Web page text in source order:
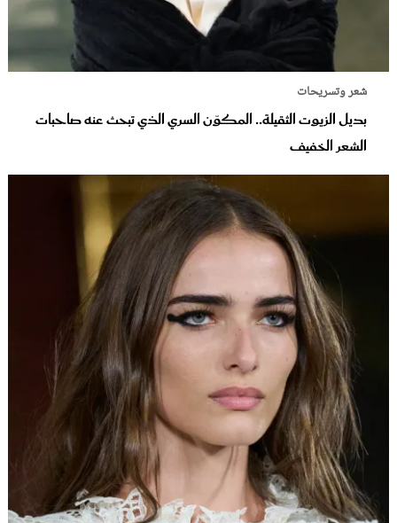
شعر وتسريحات
بديل الزيوت الثقيلة.. المكوّن السري الذي تبحث عنه صاحبات
الشعر الخفيف